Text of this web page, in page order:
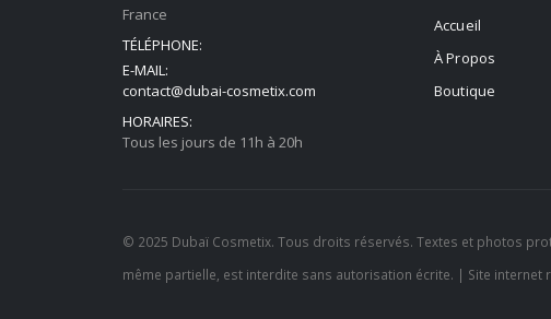
France
TÉLÉPHONE:
E-MAIL:
contact@dubai-cosmetix.com
HORAIRES:
Tous les jours de 11h à 20h
Accueil
À Propos
Boutique
© 2025 Dubaï Cosmetix. Tous droits réservés. Textes et photos
même partielle, est interdite sans autorisation écrite. | Site internet